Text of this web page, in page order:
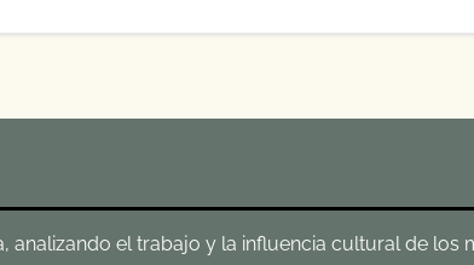
analizando el trabajo y la influencia cultural de los